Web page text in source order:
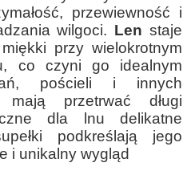
przewiewność i
wilgoci. Len staje
przy wielokrotnym
co czyni go idealnym
pościeli i innych
mają przetrwać długi
dla lnu delikatne
podkreślają jego
i unikalny wygląd